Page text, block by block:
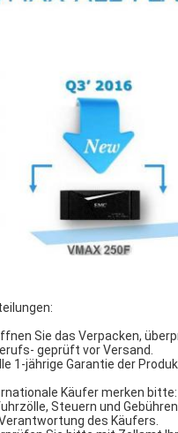
Sie das Verpacken,
geprüft vor Versand.
1-jährige Garantie der
Käufer merken bitte:
Steuern und
des Käufers.